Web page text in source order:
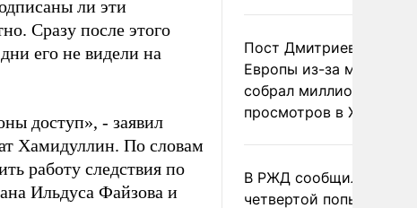
ли эти
Сразу после этого
его не видели на
доступ», - заявил
Хамидуллин. По словам
работу следствия по
Ильдуса Файзова и
Пост Дмитриева о
Европы из-за
собрал миллион
просмотров в X
В РЖД сообщили о
четвертой попытке